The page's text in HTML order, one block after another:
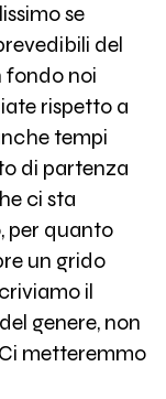
se
del
fondo noi
rispetto a
tempi
di partenza
ci sta
per quanto
un grido
il
genere, non
metteremmo